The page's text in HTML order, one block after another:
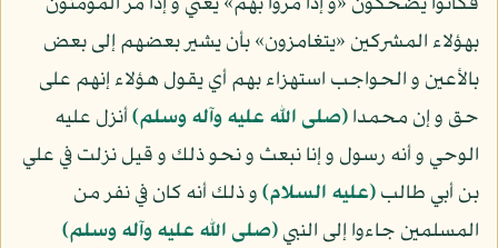
بهؤلاء المشركين «يتغامزون» بأن يشير بعضهم إلى بعض
بالأعين و الحواجب استهزاء بهم أي يقول هؤلاء إنهم على
حق و إن محمدا(صلى الله عليه وآله وسلم)أنزل عليه
الوحي و أنه رسول و إنا نبعث و نحو ذلك و قيل نزلت في علي
بن أبي طالب(عليه السلام)و ذلك أنه كان في نفر من
المسلمين جاءوا إلى النبي(صلى الله عليه وآله وسلم)